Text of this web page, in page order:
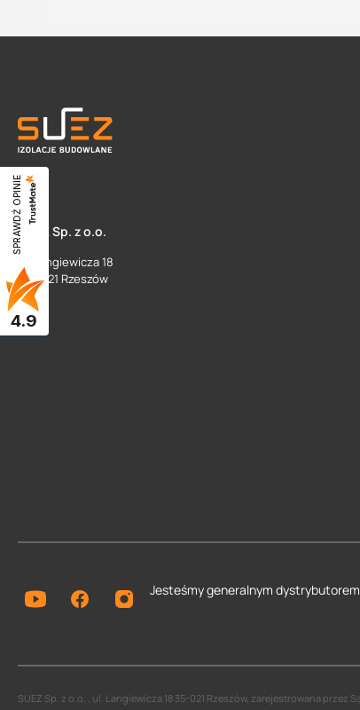
SUEZ Sp. z o.o.
ul. Langiewicza 18
35 - 021 Rzeszów
Jesteśmy generalnym dystrybutorem
SUEZ Sp. z o.o. , ul. Langiewicza 18 35-021 Rzeszów, zarejestrowana przez
SPRAWDŹ OPINIE
4.9